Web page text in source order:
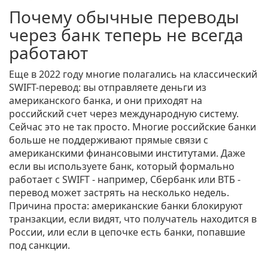
Почему обычные переводы
через банк теперь не всегда
работают
Еще в 2022 году многие полагались на классический
SWIFT-перевод: вы отправляете деньги из
американского банка, и они приходят на
российский счет через международную систему.
Сейчас это не так просто. Многие российские банки
больше не поддерживают прямые связи с
американскими финансовыми институтами. Даже
если вы используете банк, который формально
работает с SWIFT - например, Сбербанк или ВТБ -
перевод может застрять на несколько недель.
Причина проста: американские банки блокируют
транзакции, если видят, что получатель находится в
России, или если в цепочке есть банки, попавшие
под санкции.